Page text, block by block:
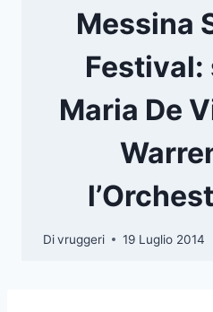
Messina
Festival:
Maria De
Divruggeri 19 Luglio 2014